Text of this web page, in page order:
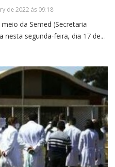
de 2022 às 09:18
da Semed (Secretaria
nesta segunda-feira, dia 17 de...